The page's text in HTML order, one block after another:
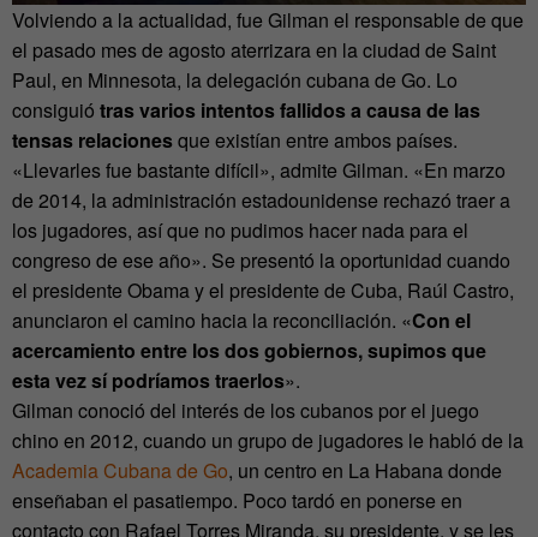
Volviendo a la actualidad, fue Gilman el responsable de que
el pasado mes de agosto aterrizara en la ciudad de Saint
Paul, en Minnesota, la delegación cubana de Go. Lo
consiguió tras varios intentos fallidos a causa de las
tensas relacionesque existían entre ambos países.
«Llevarles fue bastante difícil», admite Gilman. «En marzo
de 2014, la administración estadounidense rechazó traer a
los jugadores, así que no pudimos hacer nada para el
congreso de ese año». Se presentó la oportunidad cuando
el presidente Obama y el presidente de Cuba, Raúl Castro,
anunciaron el camino hacia la reconciliación. «Con el
acercamiento entre los dos gobiernos, supimos que
esta vez sí podríamos traerlos».
Gilman conoció del interés de los cubanos por el juego
chino en 2012, cuando un grupo de jugadores le habló de la
Academia Cubana de Go, un centro en La Habana donde
enseñaban el pasatiempo. Poco tardó en ponerse en
contacto con Rafael Torres Miranda, su presidente, y se les